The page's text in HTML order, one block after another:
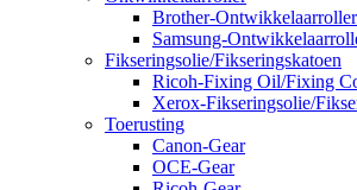
Brother-Ontwikkelaarroller
Samsung-
Fikseringsolie/Fikseringskatoen
Ricoh-Fixing Oil/Fixing
Xerox-Fikseringsolie/
Toerusting
Canon-Gear
OCE-Gear